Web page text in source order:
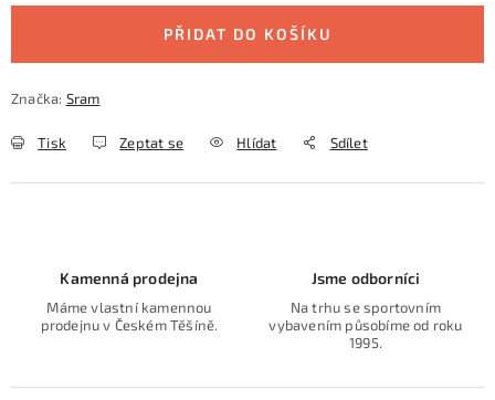
PŘIDAT DO KOŠÍKU
Značka: Sram
Tisk Zeptat se Hlídat Sdílet
Kamenná prodejna
Máme vlastní kamennou
prodejnu v Českém Těšíně.
Jsme odborníci
Na trhu se sportovním
vybavením působíme od roku
1995.